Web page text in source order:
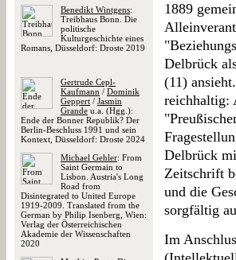
Benedikt Wintgens:
Treibhaus Bonn. Die
politische
Kulturgeschichte eines
Romans, Düsseldorf: Droste 2019
Gertrude Cepl-
Kaufmann / Dominik
Geppert / Jasmin
Grande u.a. (Hgg.):
Ende der Bonner Republik? Der
Berlin-Beschluss 1991 und sein
Kontext, Düsseldorf: Droste 2024
Michael Gehler: From
Saint Germain to
Lisbon. Austria's Long
Road from
Disintegrated to United Europe
1919-2009. Translated from the
German by Philip Isenberg, Wien:
Verlag der Österreichischen
Akademie der Wissenschaften
2020
1889
Delbrück
(11)
reichhaltig:
Delbrück
Zeitschrift
und die
sorgfältig
Im